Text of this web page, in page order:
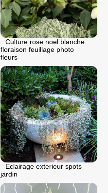
Culture rose noel blanche
floraison feuillage photo
fleurs
Eclairage exterieur spots
jardin